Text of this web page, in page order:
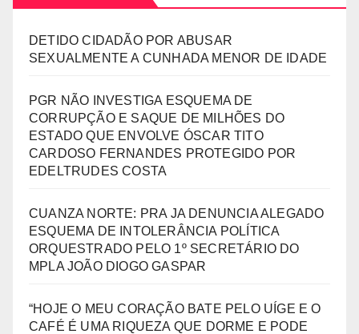
DETIDO CIDADÃO POR ABUSAR
SEXUALMENTE A CUNHADA MENOR DE IDADE
PGR NÃO INVESTIGA ESQUEMA DE
CORRUPÇÃO E SAQUE DE MILHÕES DO
ESTADO QUE ENVOLVE ÓSCAR TITO
CARDOSO FERNANDES PROTEGIDO POR
EDELTRUDES COSTA
CUANZA NORTE: PRA JA DENUNCIA ALEGADO
ESQUEMA DE INTOLERÂNCIA POLÍTICA
ORQUESTRADO PELO 1º SECRETÁRIO DO
MPLA JOÃO DIOGO GASPAR
“HOJE O MEU CORAÇÃO BATE PELO UÍGE E O
CAFÉ É UMA RIQUEZA QUE DORME E PODE